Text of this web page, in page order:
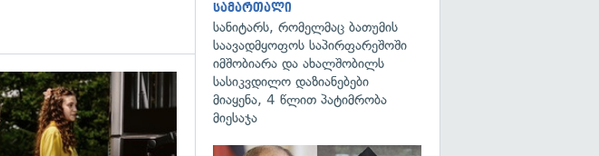
სამართალი
სანიტარს, რომელმაც ბათუმის
საავადმყოფოს საპირფარეშოში
იმშობიარა და ახალშობილს
სასიკვდილო დაზიანებები
მიაყენა, 4 წლით პატიმრობა
მიესაჯა